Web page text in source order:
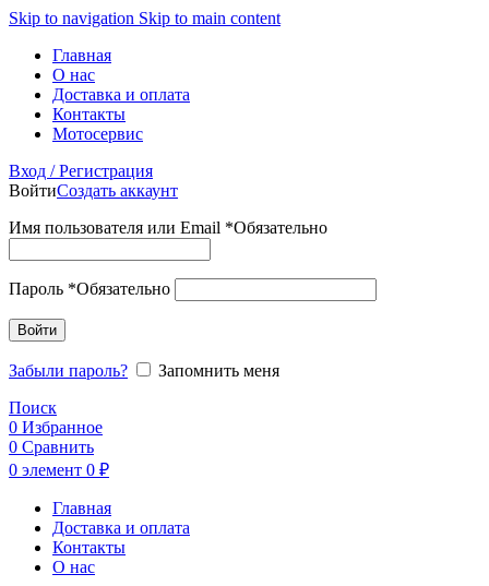
Skip to navigation Skip to main content
Главная
О нас
Доставка и оплата
Контакты
Мотосервис
Вход / Регистрация
ВойтиСоздать аккаунт
Имя пользователя или Email *Обязательно
Пароль *Обязательно
Войти
Забыли пароль?
Запомнить меня
Поиск
0 Избранное
0 Сравнить
0 элемент 0 ₽
Главная
Доставка и оплата
Контакты
О нас